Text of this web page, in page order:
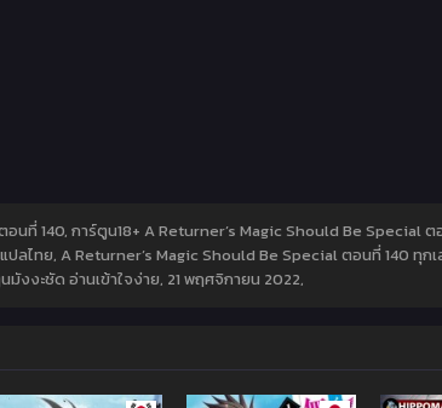
นที่ 140, การ์ตูน18+ A Returner’s Magic Should Be Special
ไทย, A Returner’s Magic Should Be Special ตอนที่ 140 ทุ
งงะชัด อ่านเข้าใจง่าย, 21 พฤศจิกายน 2022,